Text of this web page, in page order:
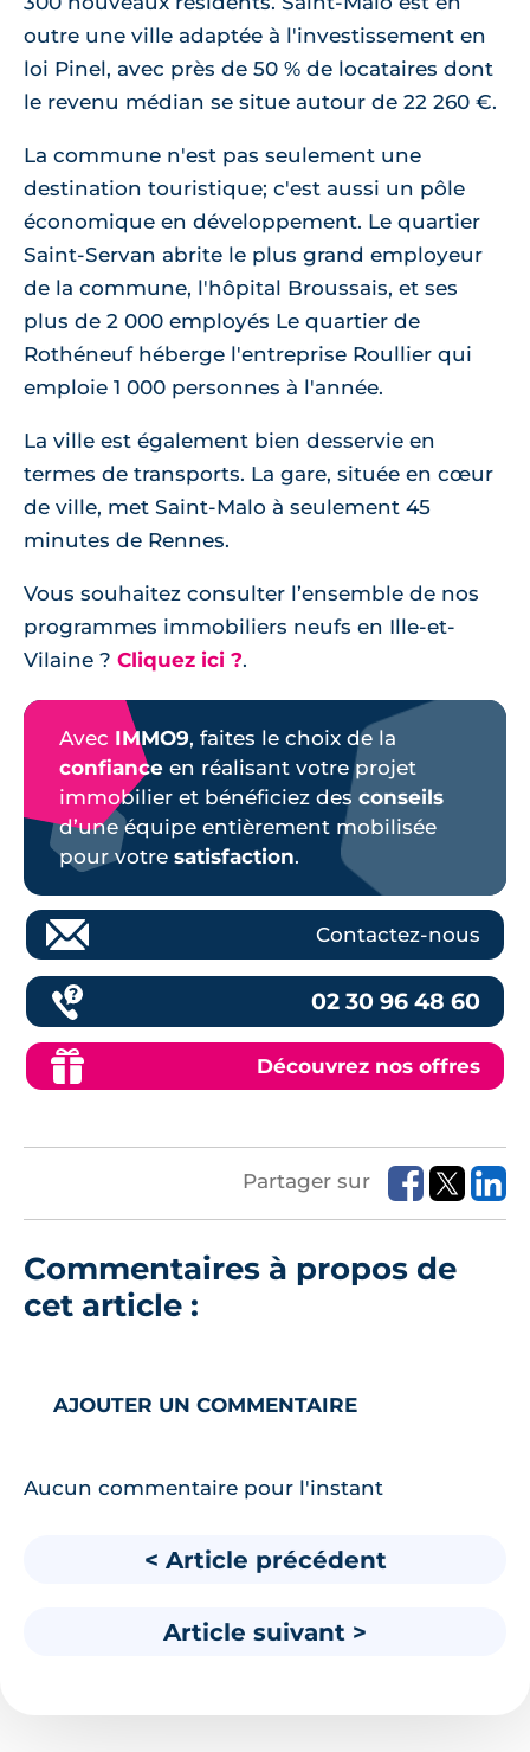
outre une ville adaptée à l'investissement en
loi Pinel, avec près de 50 % de locataires dont
le revenu médian se situe autour de 22 260 €.
La commune n'est pas seulement une
destination touristique; c'est aussi un pôle
économique en développement. Le quartier
Saint-Servan abrite le plus grand employeur
de la commune, l'hôpital Broussais, et ses
plus de 2 000 employés Le quartier de
Rothéneuf héberge l'entreprise Roullier qui
emploie 1 000 personnes à l'année.
La ville est également bien desservie en
termes de transports. La gare, située en cœur
de ville, met Saint-Malo à seulement 45
minutes de Rennes.
Vous souhaitez consulter l’ensemble de nos
programmes immobiliers neufs en Ille-et-
Vilaine ? Cliquez ici ?.
Avec IMMO9, faites le choix de la
confiance en réalisant votre projet
immobilier et bénéficiez des conseils
d’une équipe entièrement mobilisée
pour votre satisfaction.
Contactez-nous
02 30 96 48 60
Découvrez nos offres
Partager sur
Commentaires à propos de
cet article :
AJOUTER UN COMMENTAIRE
Aucun commentaire pour l'instant
< Article précédent
Article suivant >